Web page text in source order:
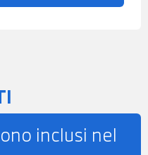
inclusi nel